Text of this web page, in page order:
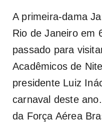
A primeira-dama
Rio de Janeiro em
passado para
Acadêmicos de
presidente Luiz
carnaval deste
da Força Aérea